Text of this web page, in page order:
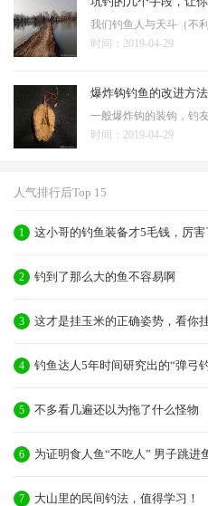
时间：2019-04-29
爆炸钩钓鱼的改进方
时间：2019-04-29
人气排行后Top 15
1 这小哥的钓鱼装备才5毛钱，厉害
2 钓到了那么大的鱼不容易啊
3 这才是挂玉米的正确姿势，看你
4 钓鱼达人5年时间研究出的“弹弓
5 不多看几遍还以为拖了什么怪物
6 为证明食人鱼“不吃人” 男子跳进
7 大山里的民间钓法，值得学习！